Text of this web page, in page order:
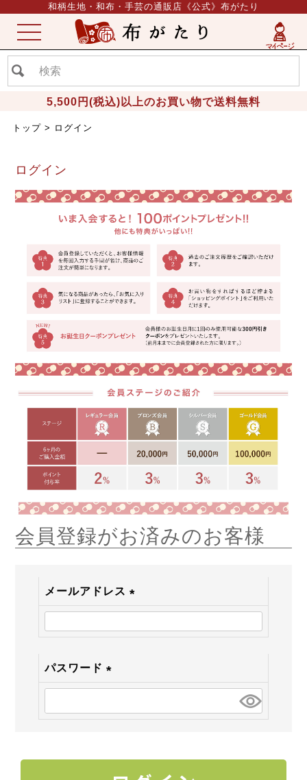
和柄生地・和布・手芸の通販店《公式》布がたり
5,500円(税込)以上のお買い物で送料無料
ME
NU
トップ ログイン
ログイン
会員登録がお済みのお客様
メールアドレス
(必
須)
パスワード
(必